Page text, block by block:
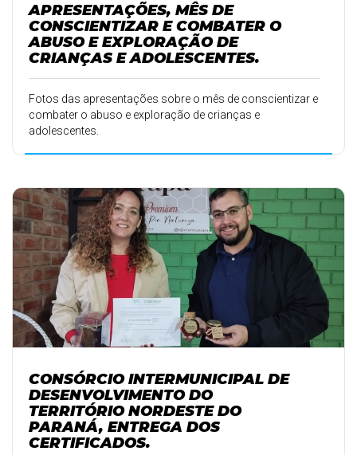
APRESENTAÇÕES, MÊS DE
CONSCIENTIZAR E COMBATER O
ABUSO E EXPLORAÇÃO DE
CRIANÇAS E ADOLESCENTES.
Fotos das apresentações sobre o mês de conscientizar e
combater o abuso e exploração de crianças e
adolescentes.
CONSÓRCIO INTERMUNICIPAL DE
DESENVOLVIMENTO DO
TERRITÓRIO NORDESTE DO
PARANÁ, ENTREGA DOS
CERTIFICADOS.